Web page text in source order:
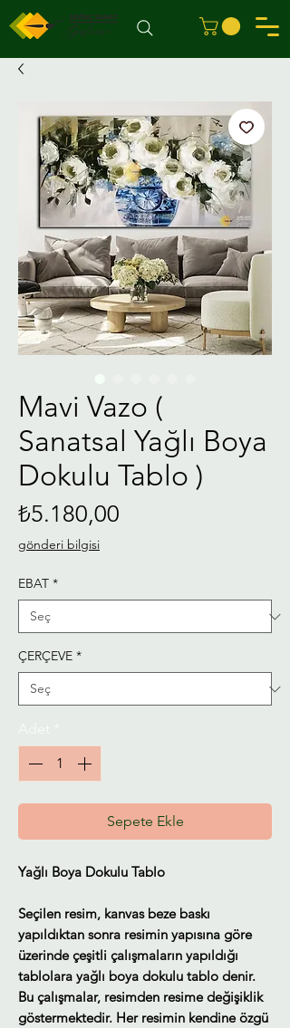
Mavi Vazo (
Sanatsal Yağlı Boya
Dokulu Tablo )
₺5.180,00
gönderi bilgisi
EBAT *
ÇERÇEVE *
Sepete Ekle
Yağlı Boya Dokulu Tablo
Seçilen resim, kanvas beze baskı
yapıldıktan sonra resimin yapısına göre
üzerinde çeşitli çalışmaların yapıldığı
tablolara yağlı boya dokulu tablo denir.
Bu çalışmalar, resimden resime değişiklik
göstermektedir. Her resimin kendine özgü